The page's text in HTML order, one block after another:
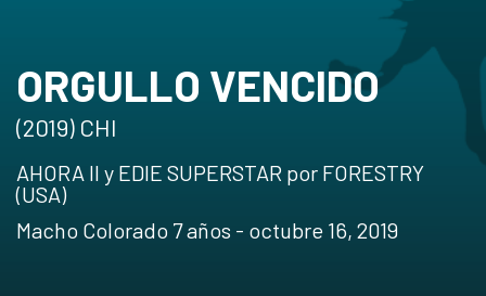
ORGULLO VENCIDO
(2019) CHI
AHORA II y EDIE SUPERSTAR por FORESTRY
(USA)
Macho Colorado 7 años - octubre 16, 2019